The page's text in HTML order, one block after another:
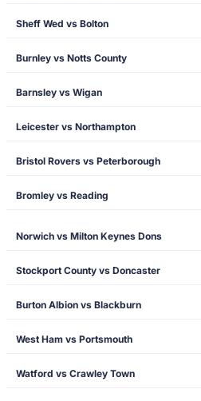
Sheff Wed vs Bolton
Burnley vs Notts County
Barnsley vs Wigan
Leicester vs Northampton
Bristol Rovers vs Peterborough
Bromley vs Reading
Norwich vs Milton Keynes Dons
Stockport County vs Doncaster
Burton Albion vs Blackburn
West Ham vs Portsmouth
Watford vs Crawley Town